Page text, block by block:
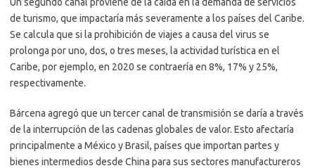
de turismo, que impactaría más severamente a los países del Caribe.
Se calcula que si la prohibición de viajes a causa del virus se
prolonga por uno, dos, o tres meses, la actividad turística en el
Caribe, por ejemplo, en 2020 se contraería en 8%, 17% y 25%,
respectivamente.
Bárcena agregó que un tercer canal de transmisión se daría a través
de la interrupción de las cadenas globales de valor. Esto afectaría
principalmente a México y Brasil, países que importan partes y
bienes intermedios desde China para sus sectores manufactureros